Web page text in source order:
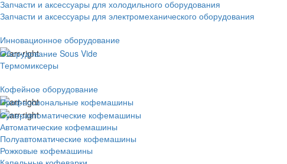
Запчасти и аксессуары для холодильного оборудования
Запчасти и аксессуары для электромеханического оборудования
Инновационное оборудование
Оборудование Sous Vide
Термомиксеры
Кофейное оборудование
Профессиональные кофемашины
Суперавтоматические кофемашины
Автоматические кофемашины
Полуавтоматические кофемашины
Рожковые кофемашины